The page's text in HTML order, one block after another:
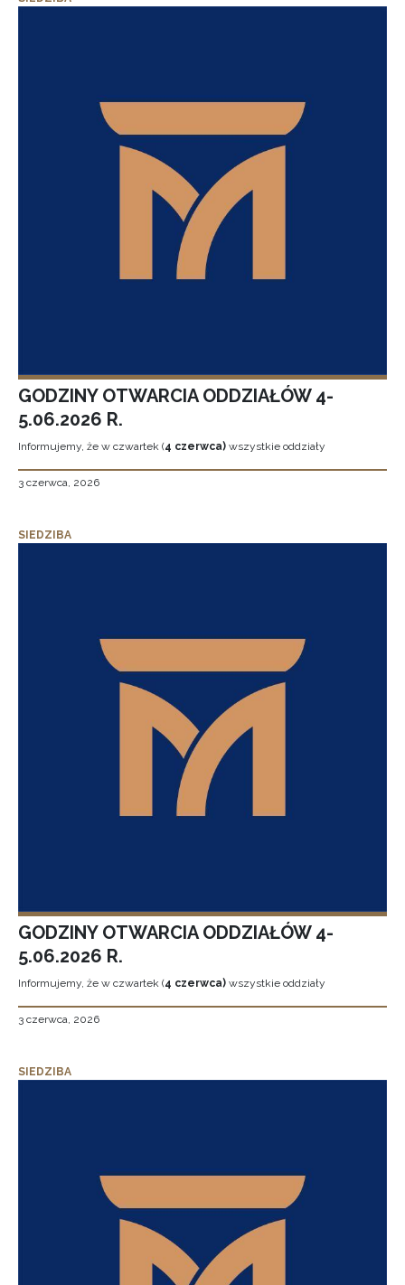
GODZINY OTWARCIA ODDZIAŁÓW 4-
5.06.2026 R.
Informujemy, że w czwartek (4 czerwca) wszystkie oddziały
3 czerwca, 2026
SIEDZIBA
GODZINY OTWARCIA ODDZIAŁÓW 4-
5.06.2026 R.
Informujemy, że w czwartek (4 czerwca) wszystkie oddziały
3 czerwca, 2026
SIEDZIBA